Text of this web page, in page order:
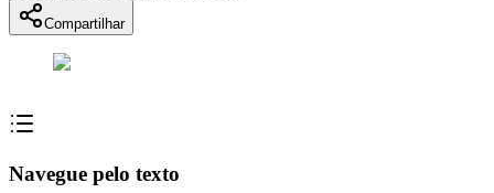
Compartilhar
Navegue pelo texto